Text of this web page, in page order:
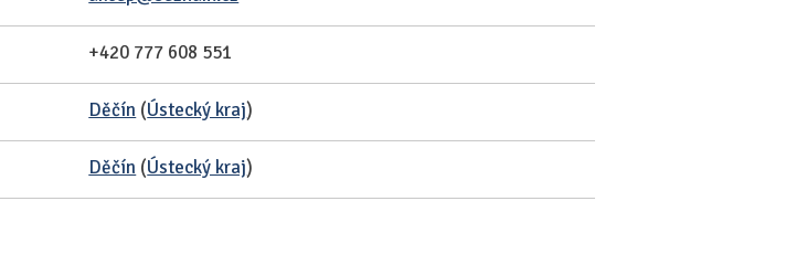
+420 777 608 551
Děčín (Ústecký kraj)
Děčín (Ústecký kraj)